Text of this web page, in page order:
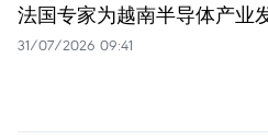
法国专家为越南半导体产业
31/07/2026 09:41